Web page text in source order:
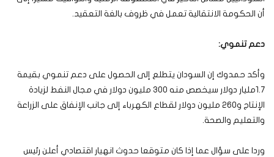
أن الحكومة الانتقالية تعمل في ظروف بالغة التعقيد.
دعم تنموي:
وأكد حمدوك إن السودان يتطلع إلى الحصول على دعم تنموي بقيمة
1.7مليار دولار سيخصص منه 300 مليون دولار في مجال النفط لزيادة
الإنتاج و260 مليون دولار لقطاع الكهرباء إلى جانب الإنفاق على الزراعة
والتعليم والصحة.
وردا على سؤال عما إذا كان متوقعا حدوث انهيار اقتصادي أعلن رئيس